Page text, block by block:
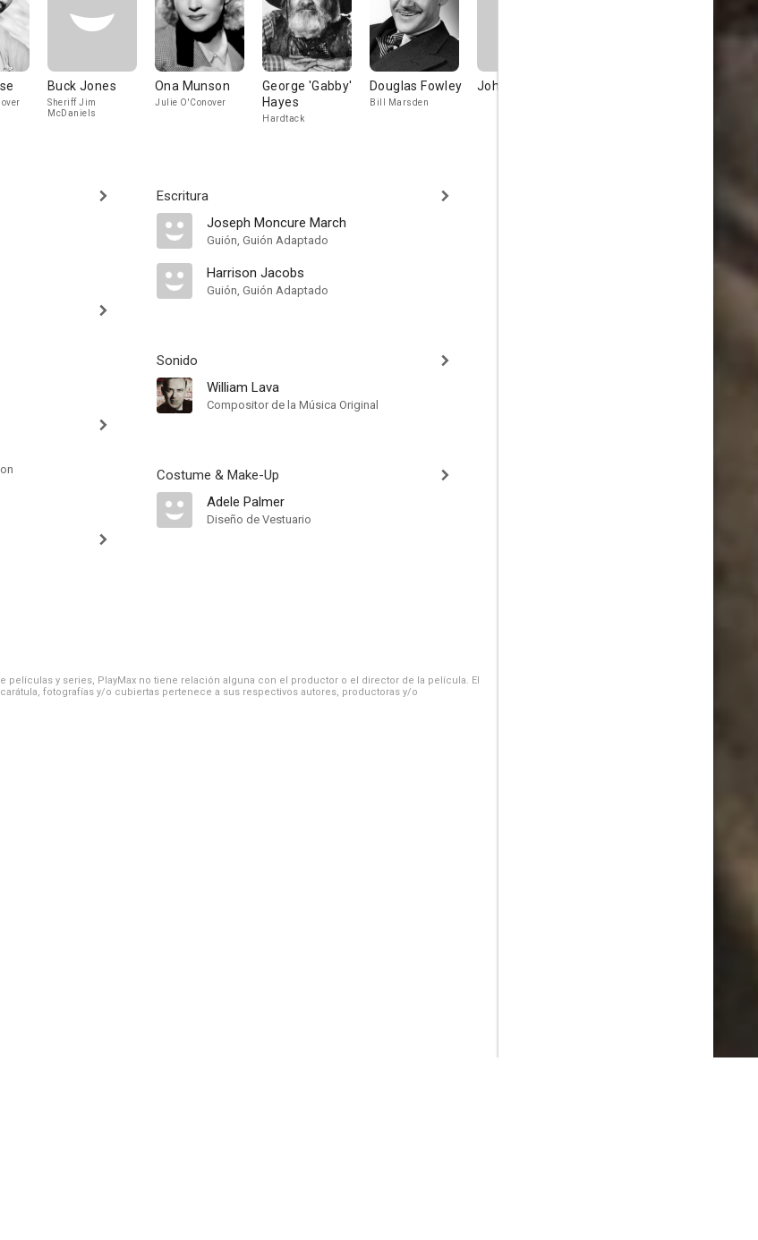
Buck Jones
Sheriff Jim
McDaniels
Ona Munson
Julie O'Conover
George 'Gabby'
Hayes
Hardtack
Douglas Fowley
Bill Marsden
John Gallaudet
Escritura
Joseph Moncure March
Guión, Guión Adaptado
Harrison Jacobs
Guión, Guión Adaptado
Sonido
William Lava
Compositor de la Música Original
Costume & Make-Up
Adele Palmer
Diseño de Vestuario
películas y series, PlayMax no tiene relación alguna con el productor o el director de la película. El
fotografías y/o cubiertas pertenece a sus respectivos autores, productoras y/o